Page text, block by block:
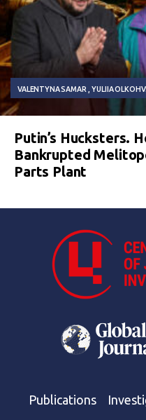
VALENTYNA SAMAR YULIIA
Putin’s Hucksters.
Bankrupted
Parts Plant
Publications